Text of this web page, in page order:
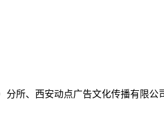
所、西安动点广告文化传播有限公